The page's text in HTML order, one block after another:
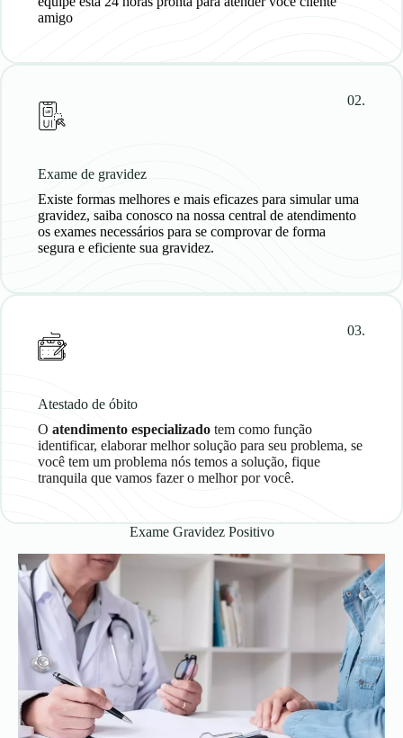
amigo
02.
Exame de gravidez
Existe formas melhores e mais eficazes para simular uma
gravidez, saiba conosco na nossa central de atendimento
os exames necessários para se comprovar de forma
segura e eficiente sua gravidez.
03.
Atestado de óbito
O atendimento especializado tem como função
identificar, elaborar melhor solução para seu problema, se
você tem um problema nós temos a solução, fique
tranquila que vamos fazer o melhor por você.
Exame Gravidez Positivo